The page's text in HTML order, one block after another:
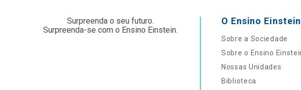
Surpreenda o seu futuro.
Surpreenda-se com o Ensino Einstein.
O Ensino Einstein
Sobre a Sociedade
Sobre o Ensino
Nossas Unidades
Biblioteca